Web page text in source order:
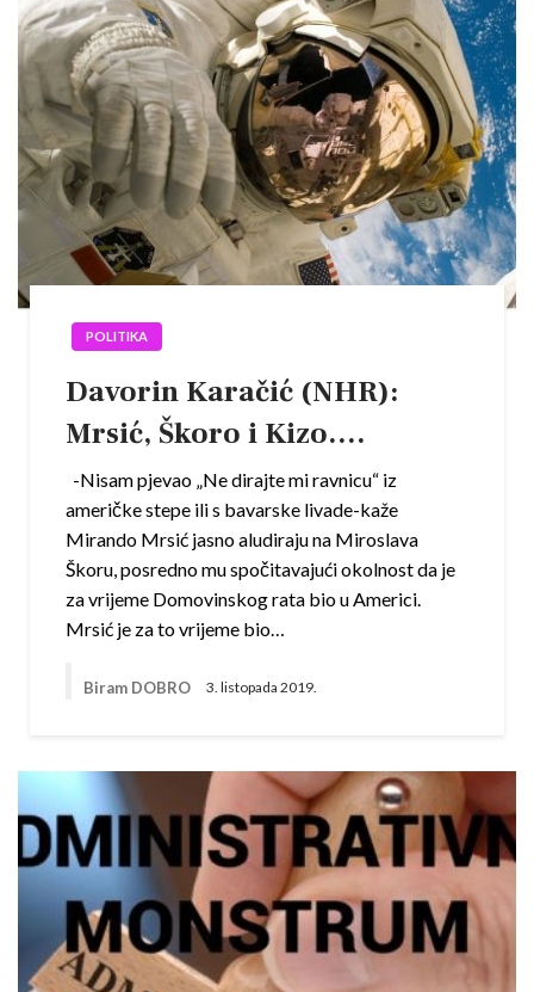
POLITIKA
Davorin Karačić (NHR):
Mrsić, Škoro i Kizo….
-Nisam pjevao „Ne dirajte mi ravnicu“ iz
američke stepe ili s bavarske livade-kaže
Mirando Mrsić jasno aludiraju na Miroslava
Škoru, posredno mu spočitavajući okolnost da je
za vrijeme Domovinskog rata bio u Americi.
Mrsić je za to vrijeme bio…
Biram DOBRO 3. listopada 2019.